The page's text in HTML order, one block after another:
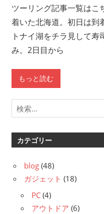
ツーリング記事一覧はこ
着いた北海道。初日は到
トナイ湖をチラ見して
み。2日目から
もっと読む
カテゴリー
blog (48)
ガジェット (18)
PC (4)
アウトドア (6)